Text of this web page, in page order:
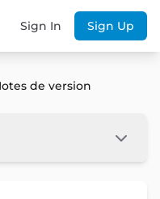
Sign In Sign Up
de version